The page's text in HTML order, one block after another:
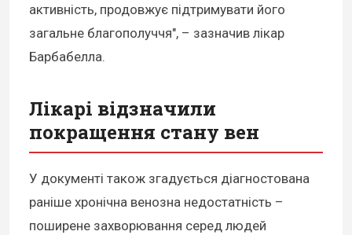
активність, продовжує підтримувати його
загальне благополуччя", – зазначив лікар
Барбабелла.
Лікарі відзначили
покращення стану вен
У документі також згадується діагностована
раніше хронічна венозна недостатність –
поширене захворювання серед людей